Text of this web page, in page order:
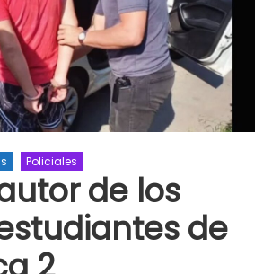
Policiales
de los
de